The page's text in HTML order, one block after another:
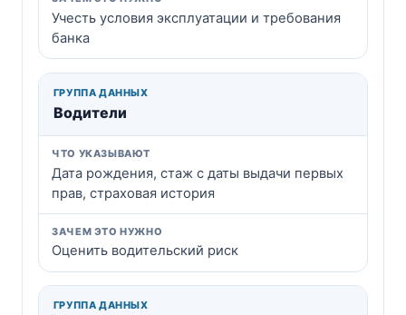
Учесть условия эксплуатации и требования
банка
Водители
Дата рождения, стаж с даты выдачи первых
прав, страховая история
Оценить водительский риск